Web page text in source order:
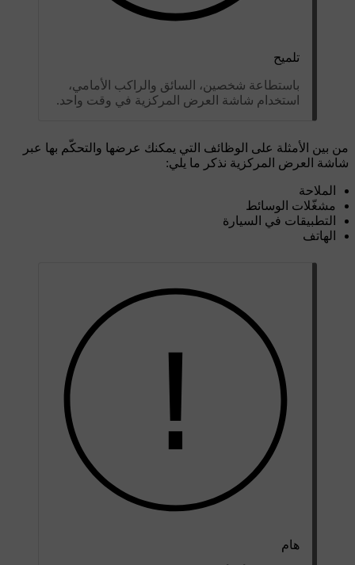
تلميح
باستطاعة شخصين، السائق والراكب الأمامي،
استخدام شاشة العرض المركزية في وقت واحد.
من بين الأمثلة على الوظائف التي يمكنك عرضها والتحكّم بها عبر
شاشة العرض المركزية نذكر ما يلي:
الملاحة
مشغّلات الوسائط
التطبيقات في السيارة
الهاتف
هام